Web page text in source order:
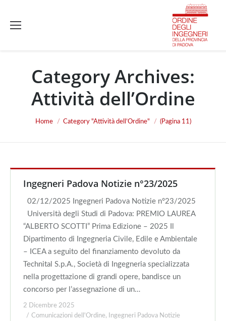
Category Archives:
Attività dell’Ordine
You are here:
Home Category "Attività dell’Ordine" (Pagina 11)
Ingegneri Padova Notizie n°23/2025
02/12/2025 Ingegneri Padova Notizie n°23/2025
Università degli Studi di Padova: PREMIO LAUREA
“ALBERTO SCOTTI” Prima Edizione – 2025 Il
Dipartimento di Ingegneria Civile, Edile e Ambientale
– ICEA a seguito del finanziamento devoluto da
Technital S.p.A., Società di Ingegneria specializzata
nella progettazione di grandi opere, bandisce un
concorso per l’assegnazione di un…
2 Dicembre 2025
Comunicazioni dell'Ordine,
Ingegneri Padova Notizie